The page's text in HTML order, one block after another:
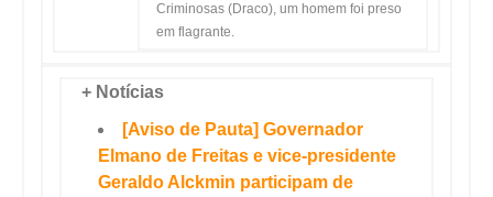
Criminosas (Draco), um homem foi preso
em flagrante.
+ Notícias
[Aviso de Pauta] Governador
Elmano de Freitas e vice-presidente
Geraldo Alckmin participam de